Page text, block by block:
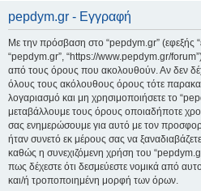
pepdym.gr - Εγγραφή
Με την πρόσβαση στο “pepdym.gr” (εφεξής
“pepdym.gr”, “https://www.pepdym.gr/
από τους όρους που ακολουθούν. Αν δεν
όλους τους ακόλουθους όρους τότε
λογαριασμό και μη χρησιμοποιήσετε το
μεταβάλλουμε τους όρους οποιαδήποτε
σας ενημερώσουμε για αυτό με τον
ήταν συνετό εκ μέρους σας να
καθώς η συνεχιζόμενη χρήση του
πως δέχεστε ότι δεσμεύεστε νομικά από
και/ή τροποποιημένη μορφή των όρων.